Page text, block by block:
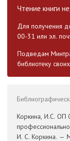
Чтение книги
Для получения
00-31 или эл.
Подведам
библиотеку
Коркина, И.С. ОП
И. С. Коркина. —